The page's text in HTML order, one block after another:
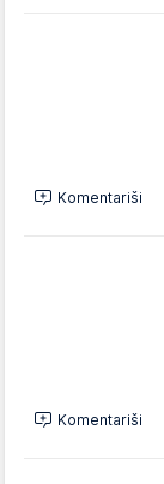
Komentariši
Komentariši